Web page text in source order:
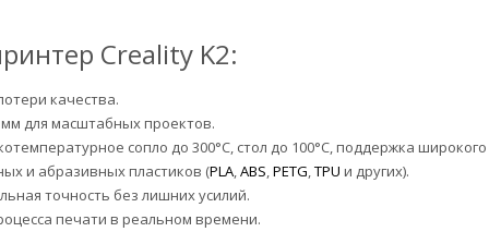
Creality K2:
качества.
мм для масштабных проектов.
сопло до 300°C, стол до 100°C, поддержка широкого
и абразивных пластиков (PLA,ABS,PETG,TPU и других).
точность без лишних усилий.
печати в реальном времени.